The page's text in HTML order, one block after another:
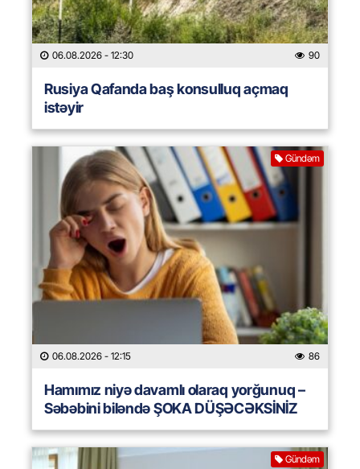
06.08.2026 - 12:30 90
Rusiya Qafanda baş konsulluq açmaq
istəyir
Gündəm
06.08.2026 - 12:15 86
Hamımız niyə davamlı olaraq yorğunuq –
Səbəbini biləndə ŞOKA DÜŞƏCƏKSİNİZ
Gündəm